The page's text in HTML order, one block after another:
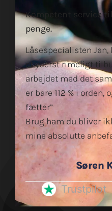
Kompetent service
penge.
Låsespecialisten
et yderst rimeligt
arbejdet med det
er bare 112 % i orden,
fætter”
Brug ham du bliver
mine absolutte
Søren
Trustpilot